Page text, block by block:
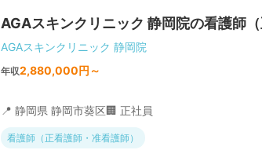
AGAスキンクリニック 静岡院の看護師
AGAスキンクリニック 静岡院
年収2,880,000円～
📍 静岡県 静岡市葵区🏢 正社員
看護師（正看護師・准看護師）